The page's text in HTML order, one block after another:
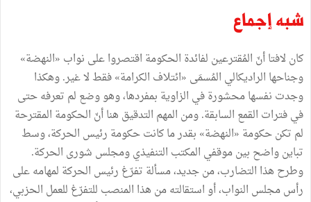
شبه إجماع
كان لافتا أنّ المُقترعين لفائدة الحكومة اقتصروا على نواب «النهضة»
وجناحها الراديكالي المُسمَى «ائتلاف الكرامة» فقط لا غير. وهكذا
وجدت نفسها محشورة في الزاوية بمفردها، وهو وضع لم تعرفه حتى
في فترات القمع السابقة. ومن المهم التدقيق هنا أنّ الحكومة المقترحة
لم تكن حكومة «النهضة» بقدر ما كانت حكومة رئيس الحركة، وسط
تباين واضح بين موقفي المكتب التنفيذي ومجلس شورى الحركة.
وطرح هذا التضارب، من جديد، مسألة تفرّغ رئيس الحركة لمهامه على
رأس مجلس النواب، أو استقالته من هذا المنصب للتفرّغ للعمل الحزبي،